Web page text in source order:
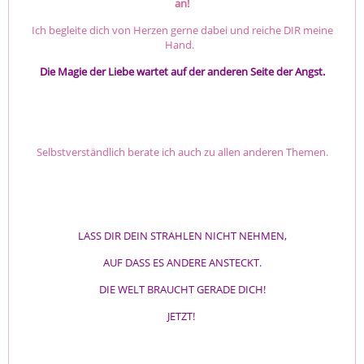
an!
Ich begleite dich von Herzen gerne dabei und reiche DIR meine
Hand.
️Die Magie der Liebe wartet auf der anderen Seite der Angst.️
Selbstverständlich berate ich auch zu allen anderen Themen.
LASS DIR DEIN STRAHLEN NICHT NEHMEN,
AUF DASS ES ANDERE ANSTECKT.
DIE WELT BRAUCHT GERADE DICH!
JETZT!